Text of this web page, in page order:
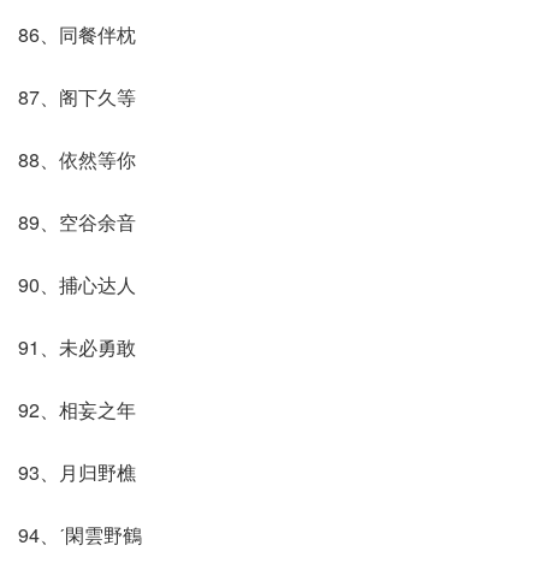
86、同餐伴枕
87、阁下久等
88、依然等你
89、空谷余音
90、捕心达人
91、未必勇敢
92、相妄之年
93、月归野樵
94、ˊ閑雲野鶴